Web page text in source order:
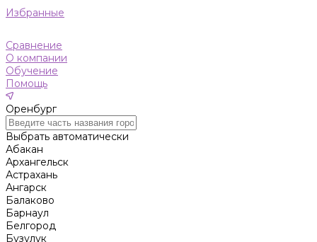
Избранные
Сравнение
О компании
Обучение
Помощь
Оренбург
Выбрать автоматически
Абакан
Архангельск
Астрахань
Ангарск
Балаково
Барнаул
Белгород
Бузулук